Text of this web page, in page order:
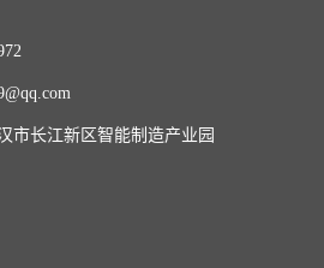
市长江新区智能制造产业园